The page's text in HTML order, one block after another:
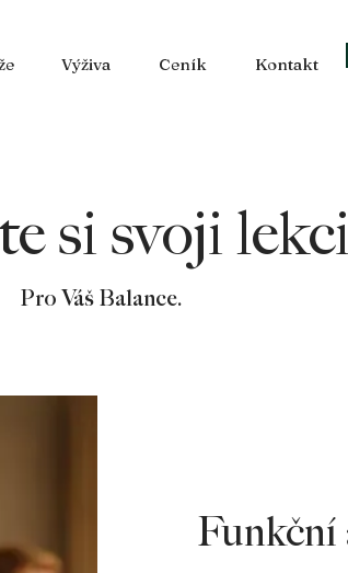
Výživa Ceník Kontakt
si svoji lekci
Pro Váš Balance.
Funkční